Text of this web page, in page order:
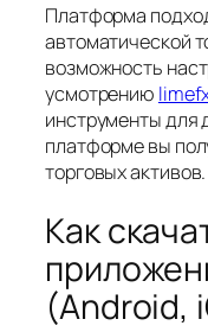
Платформа
автоматической
возможность
усмотрению
инструменты для
платформе вы
торговых активов.
Как
(Android,